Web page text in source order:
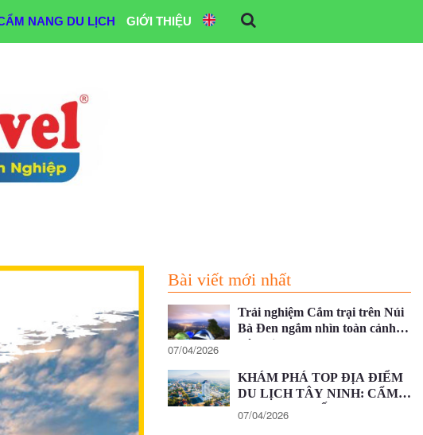
NANG DU LỊCH GIỚI THIỆU
Bài viết mới nhất
Trải nghiệm Cắm trại trên Núi
Bà Đen ngắm nhìn toàn cảnh
Tây Ninh
07/04/2026
KHÁM PHÁ TOP ĐỊA ĐIỂM
DU LỊCH TÂY NINH: CẨM
NANG CHI TIẾT 2026
07/04/2026